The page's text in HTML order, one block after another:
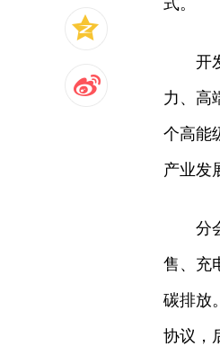
宜居的生活环境
式。
开
力、高
个高能
产业发
分
售、充
碳排放
协议，